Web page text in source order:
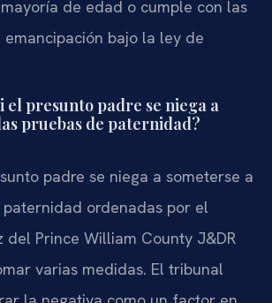
de edad o cumple con las
bajo la ley de
el presunto padre se niega a
pruebas de paternidad?
padre se niega a someterse a
ordenadas por el
del Prince William County J&DR
varias medidas. El tribunal